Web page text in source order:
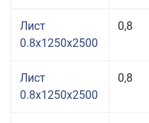
Лист
0.8x1250x2500
0,8
Лист
0.8x1250x2500
0,8